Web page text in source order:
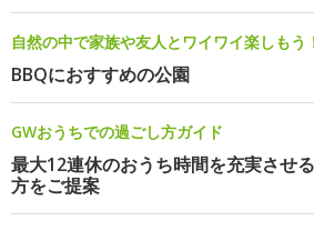
自然の中で家族や友人とワイワイ楽しもう
BBQにおすすめの公園
GWおうちでの過ごし方ガイド
最大12連休のおうち時間を充実させ
方をご提案